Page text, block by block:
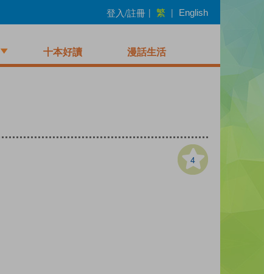
登入/註冊 | 繁 | English
十本好讀 漫話生活
4